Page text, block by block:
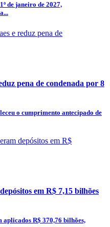
de janeiro de 2027,
pena de condenada por 8
o cumprimento antecipado de
em R$ 7,15 bilhões
aplicados R$ 370,76 bilhões,